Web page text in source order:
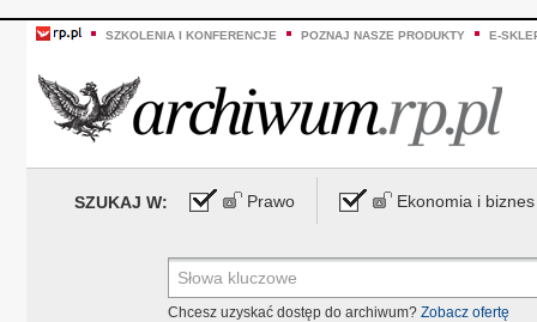
SZKOLENIA I KONFERENCJE POZNAJ NASZE PRODUKTY E-
SZUKAJ W: Prawo Ekonomia i biznes
Chcesz uzyskać dostęp do archiwum? Zobacz ofertę